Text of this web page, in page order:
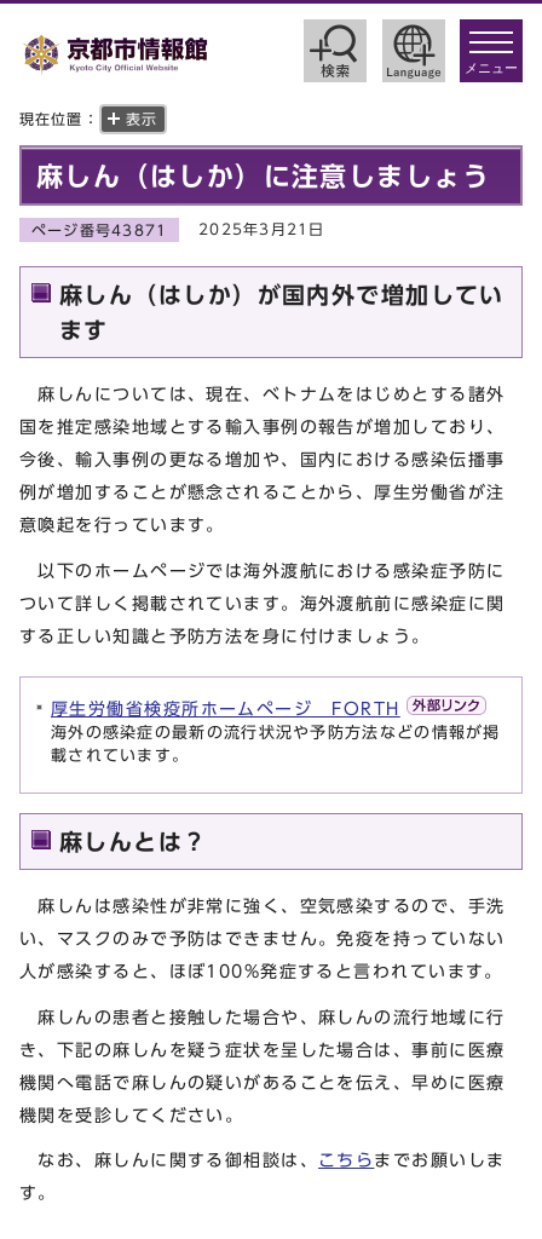
toggle
メニュー
現在位置： 表示
麻しん（はしか）に注意しましょう
ページ番号43871 2025年3月21日
麻しん（はしか）が国内外で増加してい
ます
麻しんについては、現在、ベトナムをはじめとする諸外
国を推定感染地域とする輸入事例の報告が増加しており、
今後、輸入事例の更なる増加や、国内における感染伝播事
例が増加することが懸念されることから、厚生労働省が注
意喚起を行っています。
以下のホームページでは海外渡航における感染症予防に
ついて詳しく掲載されています。海外渡航前に感染症に関
する正しい知識と予防方法を身に付けましょう。
厚生労働省検疫所ホームページ FORTH
海外の感染症の最新の流行状況や予防方法などの情報が掲
載されています。
麻しんとは？
麻しんは感染性が非常に強く、空気感染するので、手洗
い、マスクのみで予防はできません。免疫を持っていない
人が感染すると、ほぼ100%発症すると言われています。
麻しんの患者と接触した場合や、麻しんの流行地域に行
き、下記の麻しんを疑う症状を呈した場合は、事前に医療
機関へ電話で麻しんの疑いがあることを伝え、早めに医療
機関を受診してください。
なお、麻しんに関する御相談は、 こちら までお願いしま
す。